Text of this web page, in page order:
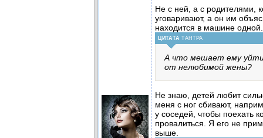
Не с ней, а с родителями,
уговаривают, а он им
находится в машине одной.
ЦИТАТА ТАНТРА
А что мешает ему
от нелюбимой жены?
Не знаю, детей любит
меня с ног сбивают,
у соседей, чтобы поехать
провалиться. Я его не
выше.